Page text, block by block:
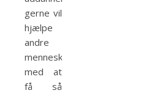
gerne vil
hjælpe
andre
mennesker
med at
få så